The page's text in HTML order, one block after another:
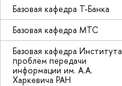
Базовая кафедра Т-Банка
Базовая кафедра МТС
Базовая кафедра Института
проблем передачи
информации им. А.А.
Харкевича РАН